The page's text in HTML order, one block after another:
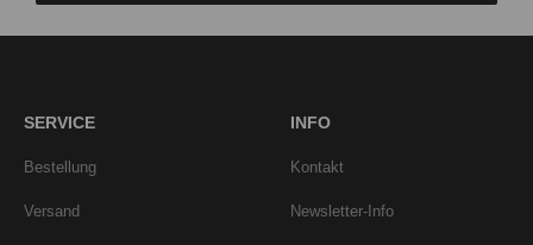
SERVICE
Bestellung
Versand
INFO
Kontakt
Newsletter-Info